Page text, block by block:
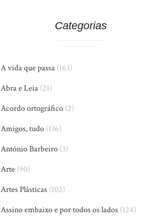
Categorias
A vida que passa (163)
Abra e Leia (21)
Acordo ortográfico (2)
Amigos, tudo (136)
António Barbeiro (3)
Arte (90)
Artes Plásticas (102)
Assino embaixo e por todos os lados (124)